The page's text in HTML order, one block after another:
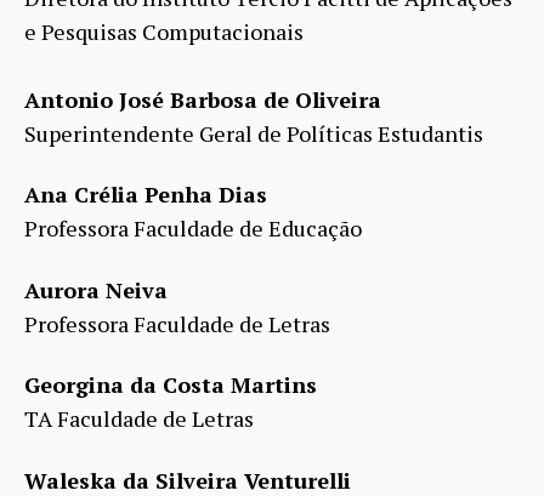
e Pesquisas Computacionais
Antonio José Barbosa de Oliveira
Superintendente Geral de Políticas Estudantis
Ana Crélia Penha Dias
Professora Faculdade de Educação
Aurora Neiva
Professora Faculdade de Letras
Georgina da Costa Martins
TA Faculdade de Letras
Waleska da Silveira Venturelli